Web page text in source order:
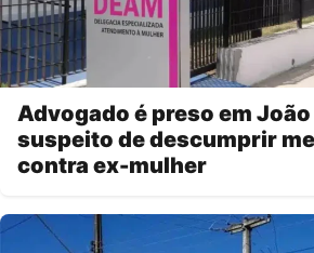
Advogado é preso em
suspeito de descumprir
contra ex-mulher